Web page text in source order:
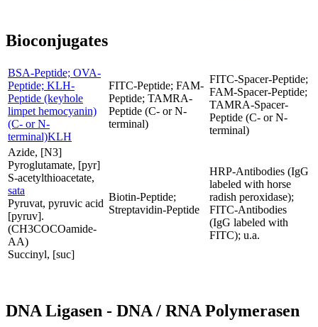
Bioconjugates
BSA-Peptide; OVA-
Peptide; KLH-
Peptide (keyhole
limpet hemocyanin)
(C- or N-
terminal)KLH
FITC-Peptide; FAM-
Peptide; TAMRA-
Peptide (C- or N-
terminal)
FITC-Spacer-Peptide;
FAM-Spacer-Peptide;
TAMRA-Spacer-
Peptide (C- or N-
terminal)
Azide, [N3]
Pyroglutamate, [pyr]
S-acetylthioacetate,
sata
Pyruvat, pyruvic acid
[pyruv].
(CH3COCOamide-
AA)
Succinyl, [suc]
Biotin-Peptide;
Streptavidin-Peptide
HRP-Antibodies (IgG
labeled with horse
radish peroxidase);
FITC-Antibodies
(IgG labeled with
FITC); u.a.
DNA Ligasen - DNA / RNA Polymerasen